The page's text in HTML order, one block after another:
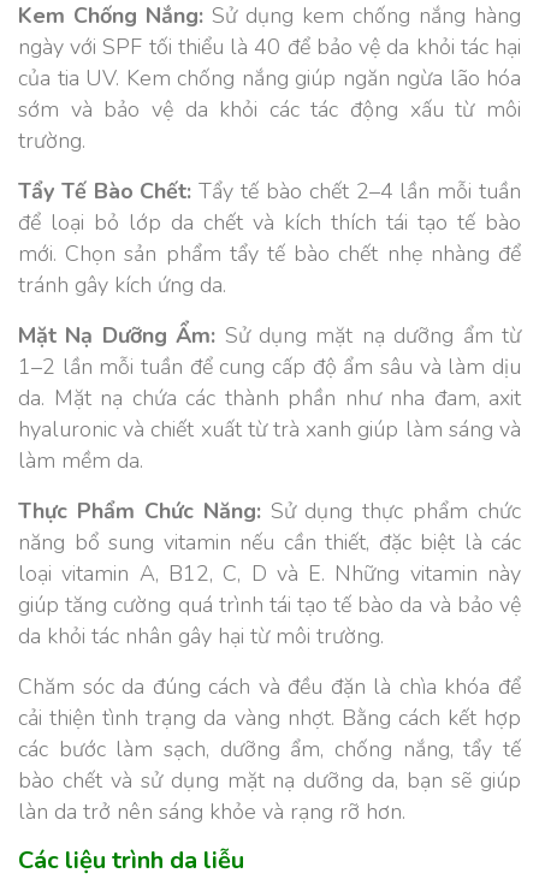
Kem Chống Nắng: Sử dụng kem chống nắng hàng
ngày với SPF tối thiểu là 40 để bảo vệ da khỏi tác hại
của tia UV. Kem chống nắng giúp ngăn ngừa lão hóa
sớm và bảo vệ da khỏi các tác động xấu từ môi
trường.
Tẩy Tế Bào Chết:Tẩy tế bào chết 2–4 lần mỗi tuần
để loại bỏ lớp da chết và kích thích tái tạo tế bào
mới. Chọn sản phẩm tẩy tế bào chết nhẹ nhàng để
tránh gây kích ứng da.
Mặt Nạ Dưỡng Ẩm: Sử dụng mặt nạ dưỡng ẩm từ
1–2 lần mỗi tuần để cung cấp độ ẩm sâu và làm dịu
da. Mặt nạ chứa các thành phần như nha đam, axit
hyaluronic và chiết xuất từ trà xanh giúp làm sáng và
làm mềm da.
Thực Phẩm Chức Năng: Sử dụng thực phẩm chức
năng bổ sung vitamin nếu cần thiết, đặc biệt là các
loại vitamin A, B12, C, D và E. Những vitamin này
giúp tăng cường quá trình tái tạo tế bào da và bảo vệ
da khỏi tác nhân gây hại từ môi trường.
Chăm sóc da đúng cách và đều đặn là chìa khóa để
cải thiện tình trạng da vàng nhợt. Bằng cách kết hợp
các bước làm sạch, dưỡng ẩm, chống nắng, tẩy tế
bào chết và sử dụng mặt nạ dưỡng da, bạn sẽ giúp
làn da trở nên sáng khỏe và rạng rỡ hơn.
Các liệu trình da liễu